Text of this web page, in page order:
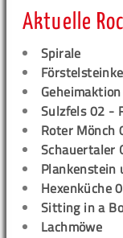
Aktuelle
Spirale
Geheimaktion
Sulzfels 02 -
Roter Mönch
Schauertaler
Plankenstein
Hexenküche
Sitting in a
Lachmöwe